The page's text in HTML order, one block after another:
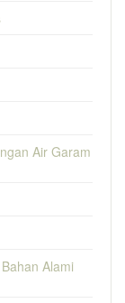
Air Garam
Alami